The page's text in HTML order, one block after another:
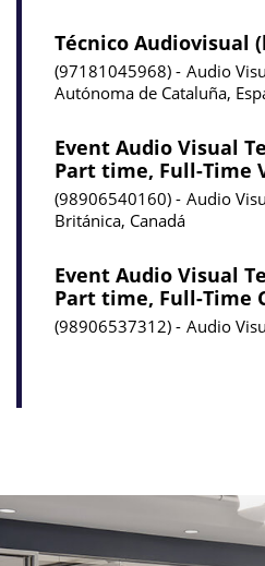
Técnico Audiovisual
97181045968 Audio
Autónoma de Cataluña,
Event Audio Visual
Part time, Full-Time
98906540160 Audio
Británica, Canadá
Event Audio Visual
Part time, Full-Time
98906537312 Audio